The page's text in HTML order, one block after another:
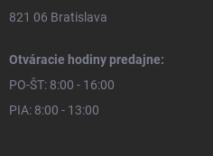
821 06 Bratislava
Otváracie hodiny predajne:
PO-ŠT: 8:00 - 16:00
PIA: 8:00 - 13:00